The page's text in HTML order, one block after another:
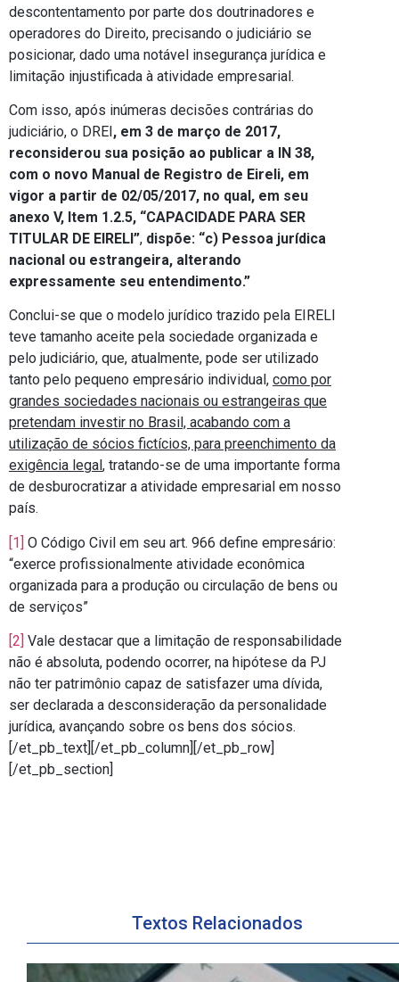
descontentamento por parte dos doutrinadores e
operadores do Direito, precisando o judiciário se
posicionar, dado uma notável insegurança jurídica e
limitação injustificada à atividade empresarial.
Com isso, após inúmeras decisões contrárias do
judiciário, o DREI, em 3 de março de 2017,
reconsiderou sua posição ao publicar a IN 38,
com o novo Manual de Registro de Eireli, em
vigor a partir de 02/05/2017, no qual, em seu
anexo V, Item 1.2.5, “CAPACIDADE PARA SER
TITULAR DE EIRELI”, dispõe: “c) Pessoa jurídica
nacional ou estrangeira, alterando
expressamente seu entendimento.”
Conclui-se que o modelo jurídico trazido pela EIRELI
teve tamanho aceite pela sociedade organizada e
pelo judiciário, que, atualmente, pode ser utilizado
tanto pelo pequeno empresário individual, como por
grandes sociedades nacionais ou estrangeiras que
pretendam investir no Brasil, acabando com a
utilização de sócios fictícios, para preenchimento da
exigência legal , tratando-se de uma importante forma
de desburocratizar a atividade empresarial em nosso
país.
[1] O Código Civil em seu art. 966 define empresário:
“exerce profissionalmente atividade econômica
organizada para a produção ou circulação de bens ou
de serviços”
[2] Vale destacar que a limitação de responsabilidade
não é absoluta, podendo ocorrer, na hipótese da PJ
não ter patrimônio capaz de satisfazer uma dívida,
ser declarada a desconsideração da personalidade
jurídica, avançando sobre os bens dos sócios.
[/et_pb_text][/et_pb_column][/et_pb_row]
[/et_pb_section]
Textos Relacionados